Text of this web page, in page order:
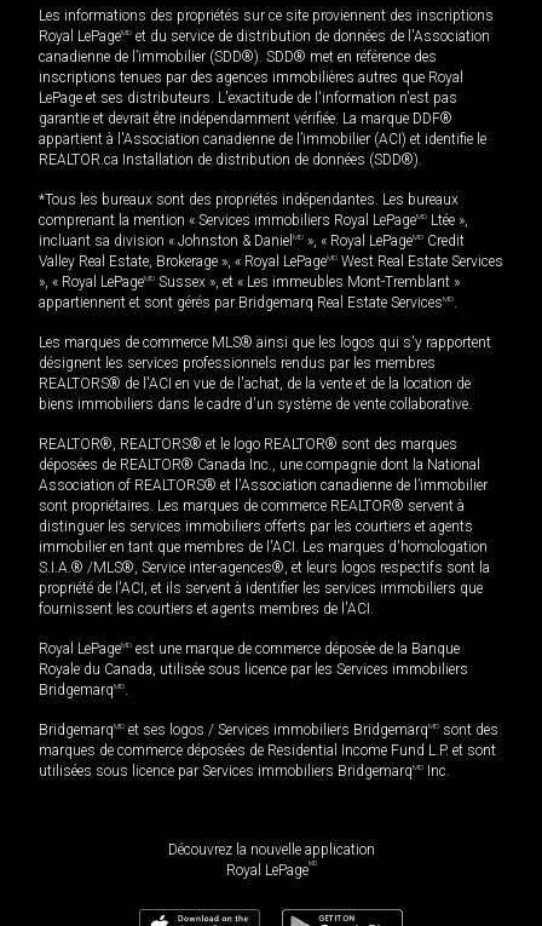
Les informations des propriétés sur ce site proviennent des inscriptions
Royal LePageMD et du service de distribution de données de l'Association
canadienne de l’immobilier (SDD®). SDD® met en référence des
inscriptions tenues par des agences immobilières autres que Royal
LePage et ses distributeurs. L'exactitude de l'information n'est pas
garantie et devrait être indépendamment vérifiée. La marque DDF®
appartient à l'Association canadienne de l’immobilier (ACI) et identifie le
REALTOR.ca Installation de distribution de données (SDD®).
*Tous les bureaux sont des propriétés indépendantes. Les bureaux
comprenant la mention « Services immobiliers Royal LePageMD Ltée »,
incluant sa division « Johnston & Daniel MD », « Royal LePageMD Credit
Valley Real Estate, Brokerage », « Royal LePageMD West Real Estate Services
», « Royal LePageMD Sussex », et « Les immeubles Mont-Tremblant »
appartiennent et sont gérés par Bridgemarq Real Estate ServicesMD
Les marques de commerce MLS® ainsi que les logos qui s'y rapportent
désignent les services professionnels rendus par les membres
REALTORS® de l'ACI en vue de l'achat, de la vente et de la location de
biens immobiliers dans le cadre d'un système de vente collaborative.
REALTOR®, REALTORS® et le logo REALTOR® sont des marques
déposées de REALTOR® Canada Inc., une compagnie dont la National
Association of REALTORS® et l'Association canadienne de l’immobilier
sont propriétaires. Les marques de commerce REALTOR® servent à
distinguer les services immobiliers offerts par les courtiers et agents
immobilier en tant que membres de l'ACI. Les marques d'homologation
S.I.A.® /MLS®, Service inter-agences®, et leurs logos respectifs sont la
propriété de l'ACI, et ils servent à identifier les services immobiliers que
fournissent les courtiers et agents membres de l'ACI.
Royal LePageMD est une marque de commerce déposée de la Banque
Royale du Canada, utilisée sous licence par les Services immobiliers
BridgemarqMD
BridgemarqMD et ses logos / Services immobiliers BridgemarqMD sont des
marques de commerce déposées de Residential Income Fund L.P. et sont
utilisées sous licence par Services immobiliers BridgemarqMD Inc.
Découvrez la nouvelle application
Royal LePageMD